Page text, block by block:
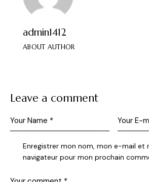
admin1412
ABOUT AUTHOR
Leave a comment
Enregistrer mon nom, mon e-mail et
navigateur pour mon prochain